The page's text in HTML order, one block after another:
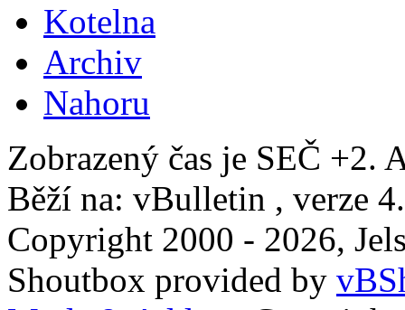
Kotelna
Archiv
Nahoru
Zobrazený čas je SEČ +2.
Běží na: vBulletin , verze
Copyright 2000 - 2026,
Shoutbox provided by